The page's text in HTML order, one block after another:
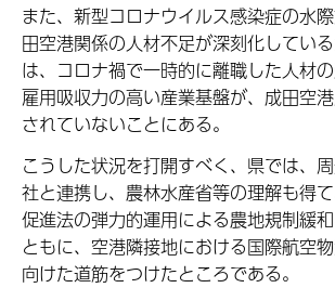
また、新型コロナウイルス感染症の水
田空港関係の人材不足が深刻化してい
は、コロナ禍で一時的に離職した人材
雇用吸収力の高い産業基盤が、成田空
されていないことにある。
こうした状況を打開すべく、県では、
社と連携し、農林水産省等の理解も得
促進法の弾力的運用による農地規制緩
ともに、空港隣接地における国際航空
向けた道筋をつけたところである。